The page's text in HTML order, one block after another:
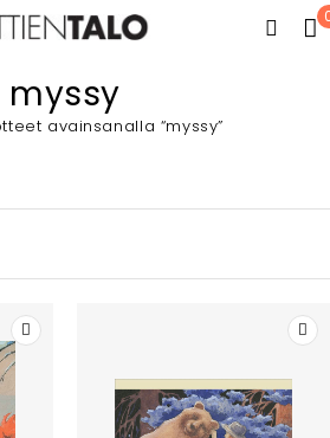
myssy
avainsanalla “myssy”